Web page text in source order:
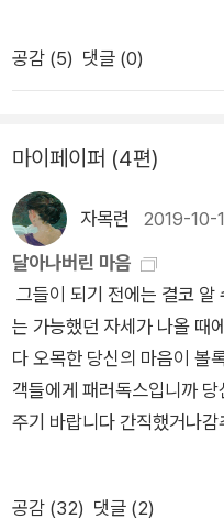
권이다. 그이에 비해 7년에
에 관해 구두쇠인지 짐작할
다고 했다. 집에 와 찾아보
누군가의 생일이라 쏘아 올
운인지 불운인지 모르겠다
을 감지 못하니까 죽어서도
거 참. 나이가 몇인데 모래무
하나 그래. 시인은 좋은 마음
자유로운 삶을 돌려주려 했
란 모래무지는 죽어 배를 내
라는 무한의 공간과 죽음이
일한 것일 수도 있겠지만,
축포와 대구를 만들어놓는
는 아닌데, 열 발이 터져야
낌뿐이다.나는 하얀 시를 사
시를 사랑하지 않을 수 없다.
사랑하지 않을 도리가 없다
공감 (5) 댓글 (0)
마이페이퍼 (4편)
자목련 2019-10-
달아나버린 마음
그들이 되기 전에는 결코 알
는 가능했던 자세가 나올 때
다 오목한 당신의 마음이 볼
객들에게 패러독스입니까
주기 바랍니다 간직했거나
지는 당신의 손을 절대만질
새의 윤곽을 만드는 검은 새
공감 (32) 댓글 (2)